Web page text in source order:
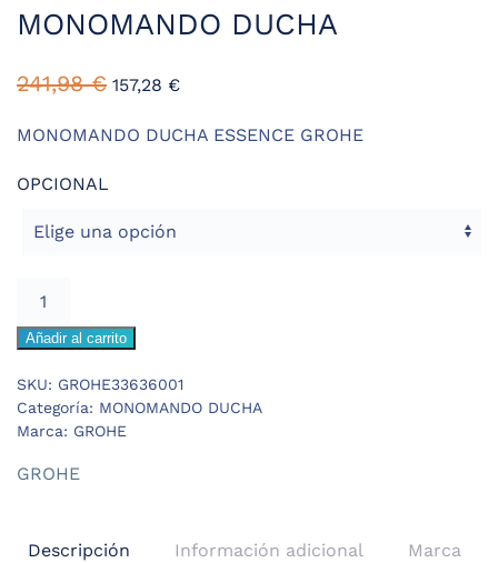
MONOMANDO DUCHA
241,98€ 157,28 €
MONOMANDO DUCHA ESSENCE GROHE
OPCIONAL
MONOMANDO
cantidad
Añadir al carrito
SKU: GROHE33636001
Categoría: MONOMANDO DUCHA
Marca: GROHE
GROHE
Descripción Información adicional
Marca